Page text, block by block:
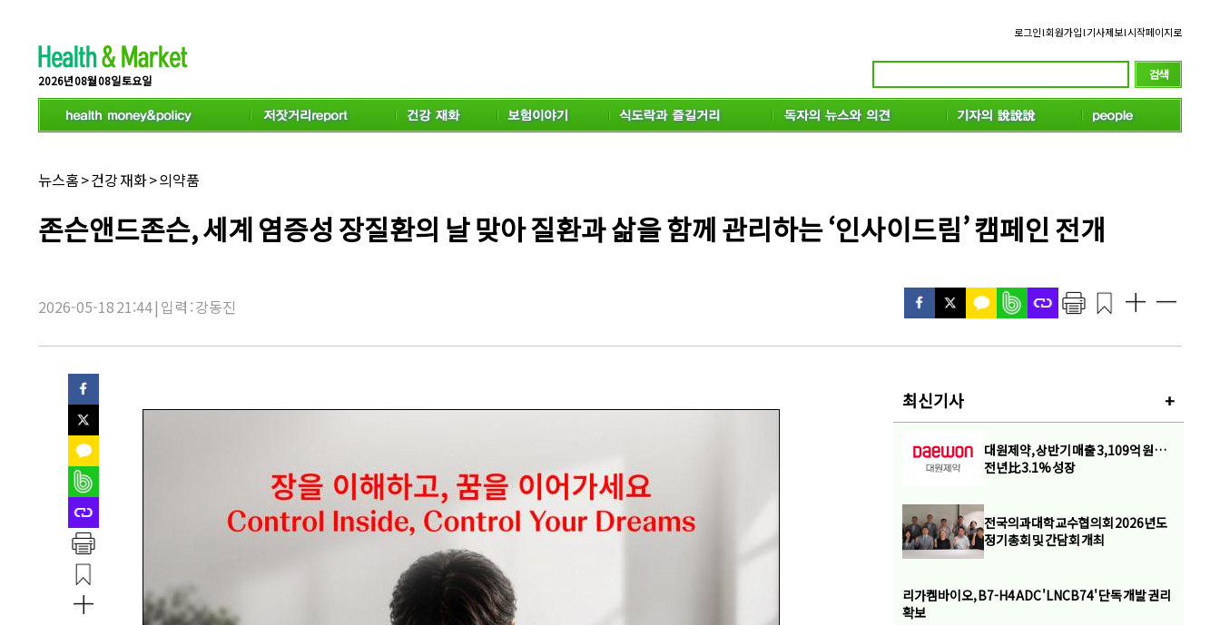
로그인l회원가입l기사제보l시작페이지로
2026년 08월 08일 토요일
채
널
뉴스홈>건강 재화>의약품
기
사
존슨앤드존슨, 세계 염증성 장질환의 날 맞아 질환과 삶을 함께 관리하는 ‘인사이드림’ 캠페인 전개
2026-05-18 21:44 | 입력 : 강동진
최신기사 +
대원제약, 상반기 매출 3,109억 원…
전년比 3.1% 성장
전국의과대학교수협의회 2026년도
정기총회 및 간담회 개최
리가켐바이오, B7-H4 ADC 'LNCB74' 단독 개발 권리
확보